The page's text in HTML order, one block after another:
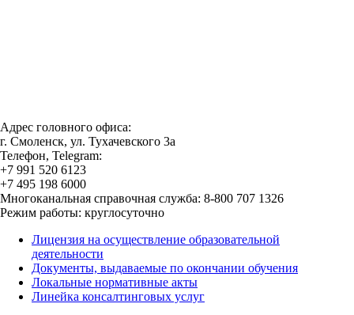
Адрес головного офиса:
г. Смоленск, ул. Тухачевского 3а
Телефон, Telegram:
+7 991 520 6123
+7 495 198 6000
Многоканальная справочная служба: 8-800 707 1326
Режим работы: круглосуточно
Лицензия на осуществление образовательной
деятельности
Документы, выдаваемые по окончании обучения
Локальные нормативные акты
Линейка консалтинговых услуг